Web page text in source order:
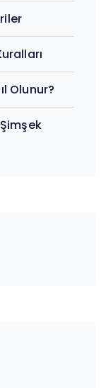
Olunur?